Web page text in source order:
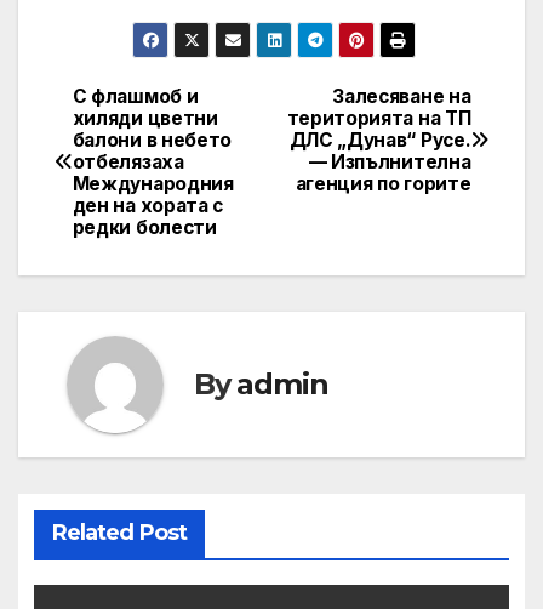
Post
navigation
Залесяване на
територията на ТП
ДЛС „Дунав“ Русе.
— Изпълнителна
агенция по горите
С флашмоб и
хиляди цветни
балони в небето
отбелязаха
Международния
ден на хората с
редки болести
Byadmin
Related Post